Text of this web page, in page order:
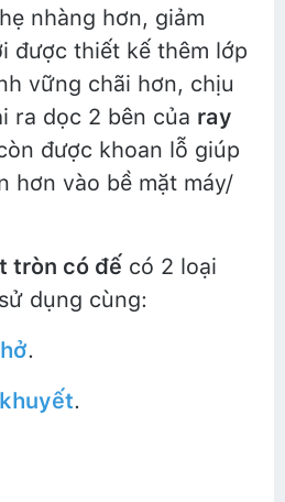
nhàng hơn, giảm
được thiết kế thêm lớp
vững chãi hơn, chịu
ra dọc 2 bên của ray
được khoan lỗ giúp
hơn vào bề mặt máy/
tròn có đế có 2 loại
dụng cùng:
.
.